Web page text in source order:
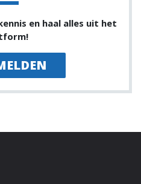
en haal alles uit het